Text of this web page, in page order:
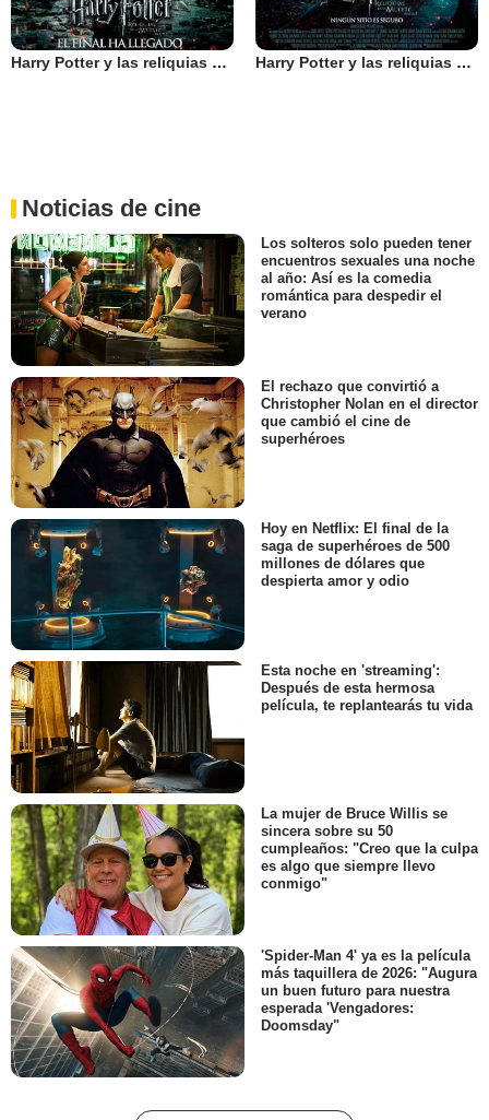
Harry Potter y las reliquias de la muerte: Parte 2 Harry Potter y las reliquias de la muerte: Parte 1
Noticias de cine
Los solteros solo pueden tener
encuentros sexuales una noche
al año: Así es la comedia
romántica para despedir el
verano
El rechazo que convirtió a
Christopher Nolan en el director
que cambió el cine de
superhéroes
Hoy en Netflix: El final de la
saga de superhéroes de 500
millones de dólares que
despierta amor y odio
Esta noche en 'streaming':
Después de esta hermosa
película, te replantearás tu vida
La mujer de Bruce Willis se
sincera sobre su 50
cumpleaños: "Creo que la culpa
es algo que siempre llevo
conmigo"
'Spider-Man 4' ya es la película
más taquillera de 2026: "Augura
un buen futuro para nuestra
esperada 'Vengadores:
Doomsday"